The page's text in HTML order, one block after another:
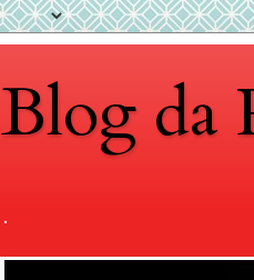
Blog da
.